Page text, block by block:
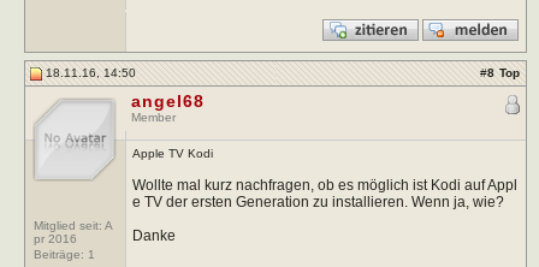
18.11.16, 14:50 #8 Top
Mitglied seit: A
pr 2016
Beiträge: 1
angel68
Member
Apple TV Kodi
Wollte mal kurz nachfragen, ob es möglich ist Kodi auf Appl
e TV der ersten Generation zu installieren. Wenn ja, wie?
Danke